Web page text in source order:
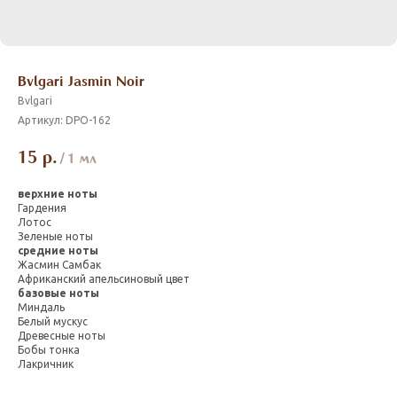
Bvlgari Jasmin Noir
Bvlgari
Артикул: DPO-162
15 р. / 1 мл
верхние ноты
Гардения
Лотос
Зеленые ноты
средние ноты
Жасмин Самбак
Африканский апельсиновый цвет
базовые ноты
Миндаль
Белый мускус
Древесные ноты
Бобы тонка
Лакричник